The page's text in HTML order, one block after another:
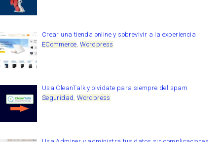
Crear una tienda online y sobrevivir a la experiencia
ECommerce ,Wordpress
Usa CleanTalk y olvídate para siempre del spam
Seguridad,Wordpress